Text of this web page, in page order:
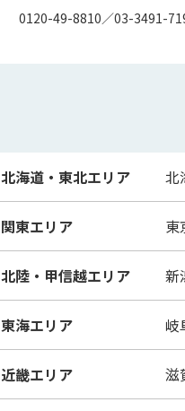
0120-49-8810／03-3491-
北海道・東北エリア 北
関東エリア 東
北陸・甲信越エリア 新
東海エリア 岐
近畿エリア 滋